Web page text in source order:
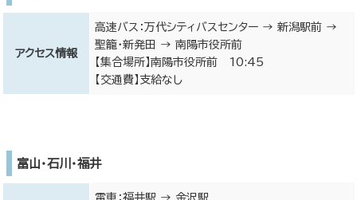
アクセス情報
高速バス：万代シティバスセンター → 新潟駅前 →
聖籠・新発田 → 南陽市役所前
【集合場所】南陽市役所前 10:45
【交通費】支給なし
富山・石川・福井
電車：福井駅 → 金沢駅